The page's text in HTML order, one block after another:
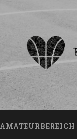
AMATEURBEREICH